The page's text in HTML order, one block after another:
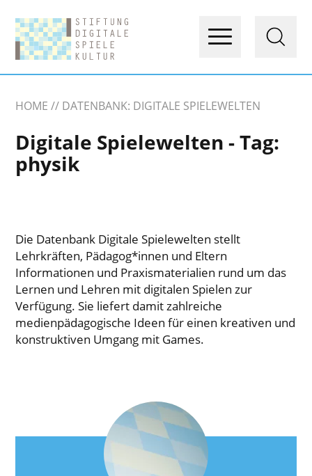
HOME DATENBANK: DIGITALE SPIELEWELTEN
Digitale Spielewelten - Tag:
physik
Die Datenbank Digitale Spielewelten stellt
Lehrkräften, Pädagog*innen und Eltern
Informationen und Praxismaterialien rund um das
Lernen und Lehren mit digitalen Spielen zur
Verfügung. Sie liefert damit zahlreiche
medienpädagogische Ideen für einen kreativen und
konstruktiven Umgang mit Games.